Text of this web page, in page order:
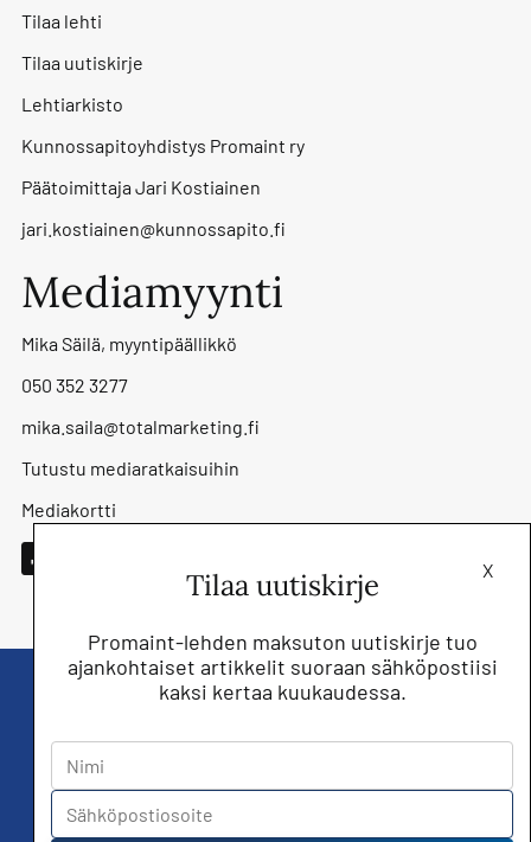
Tilaa lehti
Tilaa uutiskirje
Lehtiarkisto
Kunnossapitoyhdistys Promaint ry
Päätoimittaja Jari Kostiainen
jari.kostiainen@kunnossapito.fi
Mediamyynti
Mika Säilä, myyntipäällikkö
050 352 3277
mika.saila@totalmarketing.fi
Tutustu mediaratkaisuihin
Mediakortti
jäsenetujen lisäksi!
X
Tilaa uutiskirje
Promaint-lehden maksuton uutiskirje tuo
ajankohtaiset artikkelit suoraan sähköpostiisi
kaksi kertaa kuukaudessa.